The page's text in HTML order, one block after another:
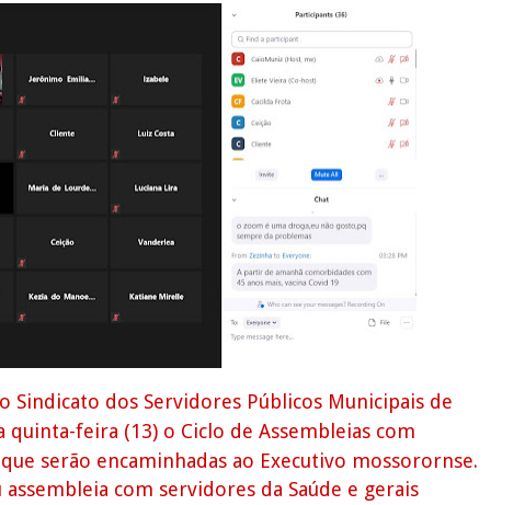
Sindicato dos Servidores Públicos Municipais de
feira (13) o Ciclo de Assembleias com
serão encaminhadas ao Executivo mossorornse.
com servidores da Saúde e gerais